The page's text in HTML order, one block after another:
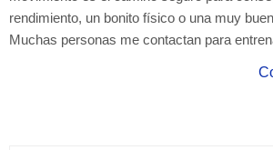
rendimiento, un bonito físico o una muy
Muchas personas me contactan para
ejercicios o como ejecutarlos. Tienen miedo